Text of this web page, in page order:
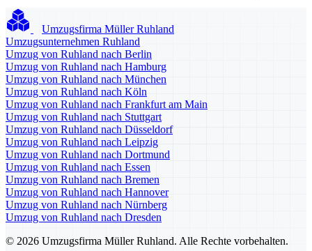
Umzugsfirma Müller Ruhland
Umzugsunternehmen Ruhland
Umzug von Ruhland nach Berlin
Umzug von Ruhland nach Hamburg
Umzug von Ruhland nach München
Umzug von Ruhland nach Köln
Umzug von Ruhland nach Frankfurt am Main
Umzug von Ruhland nach Stuttgart
Umzug von Ruhland nach Düsseldorf
Umzug von Ruhland nach Leipzig
Umzug von Ruhland nach Dortmund
Umzug von Ruhland nach Essen
Umzug von Ruhland nach Bremen
Umzug von Ruhland nach Hannover
Umzug von Ruhland nach Nürnberg
Umzug von Ruhland nach Dresden
© 2026 Umzugsfirma Müller Ruhland. Alle Rechte vorbehalten.